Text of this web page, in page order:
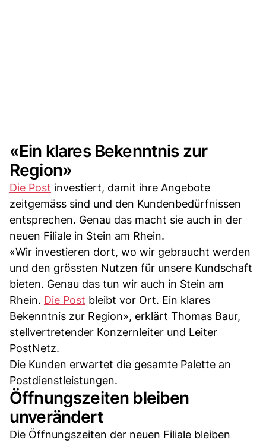
«Ein klares Bekenntnis zur
Region»
Die Post investiert, damit ihre Angebote
zeitgemäss sind und den Kundenbedürfnissen
entsprechen. Genau das macht sie auch in der
neuen Filiale in Stein am Rhein.
«Wir investieren dort, wo wir gebraucht werden
und den grössten Nutzen für unsere Kundschaft
bieten. Genau das tun wir auch in Stein am
Rhein. Die Post bleibt vor Ort. Ein klares
Bekenntnis zur Region», erklärt Thomas Baur,
stellvertretender Konzernleiter und Leiter
PostNetz.
Die Kunden erwartet die gesamte Palette an
Postdienstleistungen.
Öffnungszeiten bleiben
unverändert
Die Öffnungszeiten der neuen Filiale bleiben